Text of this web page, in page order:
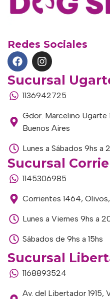
Redes Sociales
Sucursal
1136942725
Gdor. Marcelino Ugarte
Buenos Aires
Lunes a Sábados 9hs a
Sucursal
1145306985
Corrientes 1464,
Lunes a Viernes 9hs a
Sábados de 9hs a 15hs
Sucursal
1168893524
Av. del Libertador 1915,